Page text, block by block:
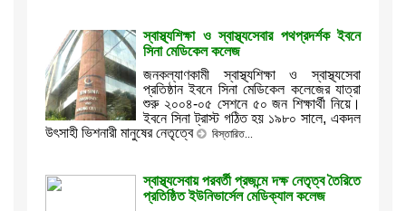
স্বাস্থ্যশিক্ষা ও স্বাস্থ্যসেবার পথপ্রদর্শক ইবনে
সিনা মেডিকেল কলেজ
জনকল্যাণকামী স্বাস্থ্যশিক্ষা ও স্বাস্থ্যসেবা
প্রতিষ্ঠান ইবনে সিনা মেডিকেল কলেজের যাত্রা
শুরু ২০০৪-০৫ সেশনে ৫০ জন শিক্ষার্থী নিয়ে।
ইবনে সিনা ট্রাস্ট গঠিত হয় ১৯৮০ সালে, একদল
উৎসাহী ভিশনারী মানুষের নেতৃত্বে
বিস্তারিত...
স্বাস্থ্যসেবায় পরবর্তী প্রজন্মে দক্ষ নেতৃত্ব তৈরিতে
প্রতিষ্ঠিত ইউনিভার্সেল মেডিক্যাল কলেজ